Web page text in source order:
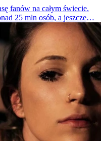
fanów na całym świecie.
25 mln osób, a jeszcze
500 tys. Skąd taki wzrost
zdjęcia, by się przekonać.